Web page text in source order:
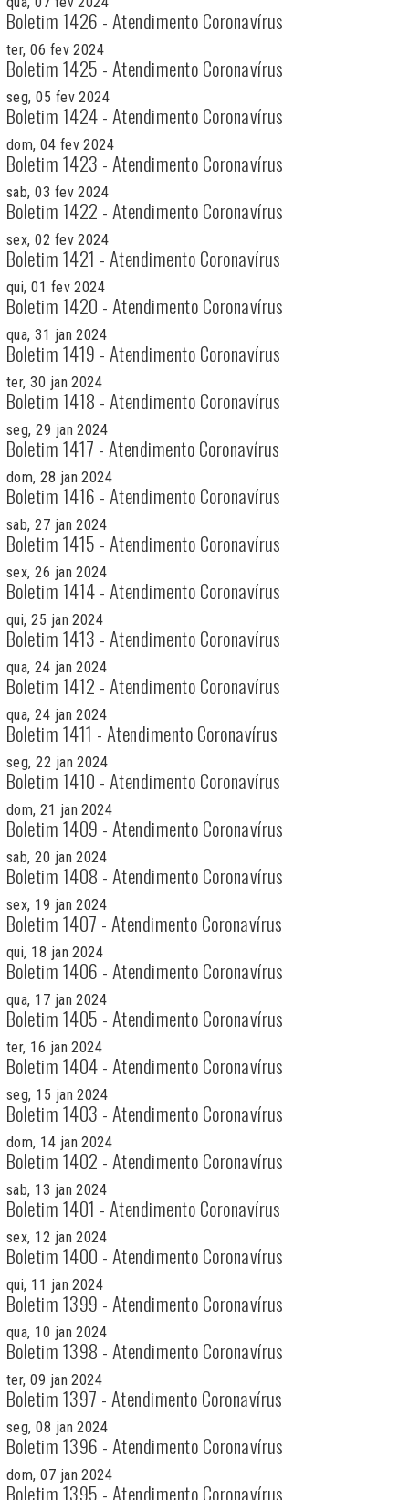
Boletim 1426 - Atendimento Coronavírus
ter, 06 fev 2024
Boletim 1425 - Atendimento Coronavírus
seg, 05 fev 2024
Boletim 1424 - Atendimento Coronavírus
dom, 04 fev 2024
Boletim 1423 - Atendimento Coronavírus
sab, 03 fev 2024
Boletim 1422 - Atendimento Coronavírus
sex, 02 fev 2024
Boletim 1421 - Atendimento Coronavírus
qui, 01 fev 2024
Boletim 1420 - Atendimento Coronavírus
qua, 31 jan 2024
Boletim 1419 - Atendimento Coronavírus
ter, 30 jan 2024
Boletim 1418 - Atendimento Coronavírus
seg, 29 jan 2024
Boletim 1417 - Atendimento Coronavírus
dom, 28 jan 2024
Boletim 1416 - Atendimento Coronavírus
sab, 27 jan 2024
Boletim 1415 - Atendimento Coronavírus
sex, 26 jan 2024
Boletim 1414 - Atendimento Coronavírus
qui, 25 jan 2024
Boletim 1413 - Atendimento Coronavírus
qua, 24 jan 2024
Boletim 1412 - Atendimento Coronavírus
qua, 24 jan 2024
Boletim 1411 - Atendimento Coronavírus
seg, 22 jan 2024
Boletim 1410 - Atendimento Coronavírus
dom, 21 jan 2024
Boletim 1409 - Atendimento Coronavírus
sab, 20 jan 2024
Boletim 1408 - Atendimento Coronavírus
sex, 19 jan 2024
Boletim 1407 - Atendimento Coronavírus
qui, 18 jan 2024
Boletim 1406 - Atendimento Coronavírus
qua, 17 jan 2024
Boletim 1405 - Atendimento Coronavírus
ter, 16 jan 2024
Boletim 1404 - Atendimento Coronavírus
seg, 15 jan 2024
Boletim 1403 - Atendimento Coronavírus
dom, 14 jan 2024
Boletim 1402 - Atendimento Coronavírus
sab, 13 jan 2024
Boletim 1401 - Atendimento Coronavírus
sex, 12 jan 2024
Boletim 1400 - Atendimento Coronavírus
qui, 11 jan 2024
Boletim 1399 - Atendimento Coronavírus
qua, 10 jan 2024
Boletim 1398 - Atendimento Coronavírus
ter, 09 jan 2024
Boletim 1397 - Atendimento Coronavírus
seg, 08 jan 2024
Boletim 1396 - Atendimento Coronavírus
dom, 07 jan 2024
Boletim 1395 - Atendimento Coronavírus